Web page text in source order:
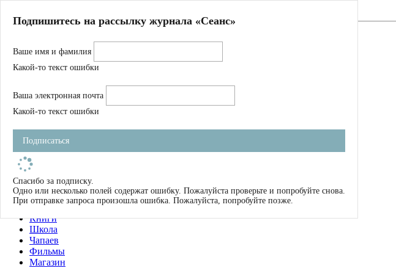
Магазин
Журнал
Школа
Устав
Фильмы
Имена
Тэги
О нас
Журнал
Книги
Школа
Чапаев
Фильмы
Магазин
Подпишитесь на рассылку журнала «Сеанс»
Ваше имя и фамилия
Какой-то текст ошибки
Ваша электронная почта
Какой-то текст ошибки
Подписаться
Спасибо за подписку.
Одно или несколько полей содержат ошибку. Пожалуйста проверьте и попробуйте снова.
При отправке запроса произошла ошибка. Пожалуйста, попробуйте позже.